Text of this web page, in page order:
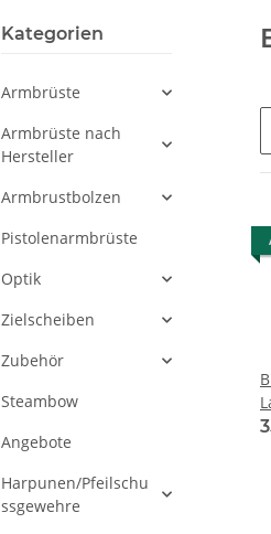
Kategorien
Armbrüste
Armbrüste nach
Hersteller
Armbrustbolzen
Pistolenarmbrüste
Optik
Zielscheiben
Zubehör
Steambow
Angebote
Harpunen/Pfeilschu
ssgewehre